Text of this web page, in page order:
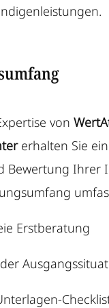
von
erhalten Sie
Bewertung Ihrer
Erstberatung